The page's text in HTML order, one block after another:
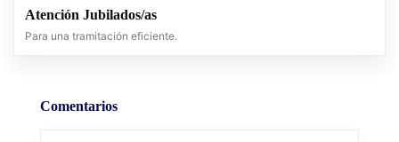
Atención Jubilados/as
Para una tramitación eficiente.
Comentarios